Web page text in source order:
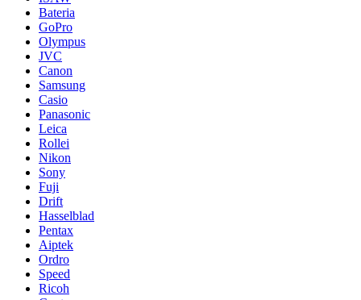
Bateria
GoPro
Olympus
JVC
Canon
Samsung
Casio
Panasonic
Leica
Rollei
Nikon
Sony
Fuji
Drift
Hasselblad
Pentax
Aiptek
Ordro
Speed
Ricoh